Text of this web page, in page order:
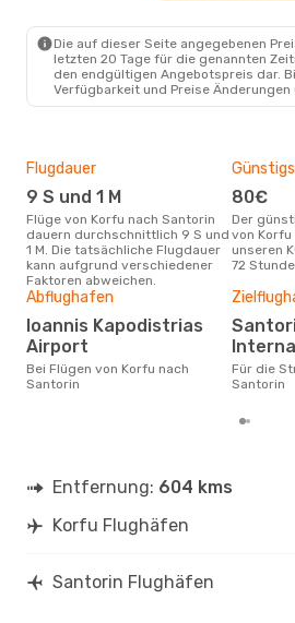
Die auf dieser Seite angegebenen
letzten 20 Tage für die genannten
den endgültigen Angebotspreis dar.
Verfügbarkeit und Preise Änderungen
Flugdauer
9 S und 1 M
Flüge von Korfu nach Santorin
dauern durchschnittlich 9 S und
1 M. Die tatsächliche Flugdauer
kann aufgrund verschiedener
Faktoren abweichen.
80€
Der günstigste einfache Flug
von
unseren
72
Abflughafen
Ioannis Kapodistrias
Airport
Bei Flügen von Korfu nach
Santorin
Santorini (Thira)
Für die Strecke von Korfu nach
Santorin
Entfernung: 604 kms
Korfu Flughäfen
Santorin Flughäfen